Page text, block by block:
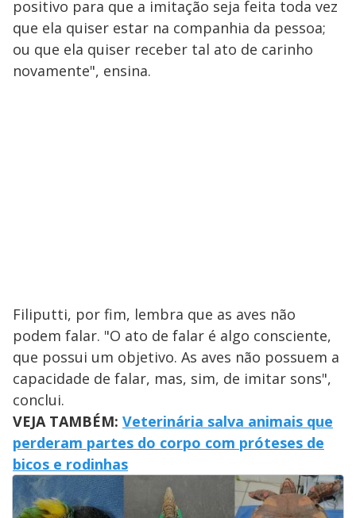
positivo para que a imitação seja feita toda vez
que ela quiser estar na companhia da pessoa;
ou que ela quiser receber tal ato de carinho
novamente", ensina.
Filiputti, por fim, lembra que as aves não
podem falar. "O ato de falar é algo consciente,
que possui um objetivo. As aves não possuem a
capacidade de falar, mas, sim, de imitar sons",
conclui.
VEJA TAMBÉM: Veterinária salva animais que
perderam partes do corpo com próteses de
bicos e rodinhas